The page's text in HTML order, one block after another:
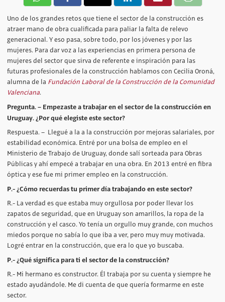
Uno de los grandes retos que tiene el sector de la construcción es
atraer mano de obra cualificada para paliar la falta de relevo
generacional. Y eso pasa, sobre todo, por los jóvenes y por las
mujeres. Para dar voz a las experiencias en primera persona de
mujeres del sector que sirva de referente e inspiración para las
futuras profesionales de la construcción hablamos con Cecilia Oroná,
alumna de la Fundación Laboral de la Construcción de la Comunidad
Valenciana.
Pregunta. – Empezaste a trabajar en el sector de la construcción en
Uruguay. ¿Por qué elegiste este sector?
Respuesta. – Llegué a la a la construcción por mejoras salariales, por
estabilidad económica. Entré por una bolsa de empleo en el
Ministerio de Trabajo de Uruguay, donde salí sorteada para Obras
Públicas y ahí empecé a trabajar en una obra. En 2013 entré en fibra
óptica y ese fue mi primer empleo en la construcción.
P.- ¿Cómo recuerdas tu primer día trabajando en este sector?
R.- La verdad es que estaba muy orgullosa por poder llevar los
zapatos de seguridad, que en Uruguay son amarillos, la ropa de la
construcción y el casco. Yo tenía un orgullo muy grande, con muchos
miedos porque no sabía lo que iba a ver, pero muy muy motivada.
Logré entrar en la construcción, que era lo que yo buscaba.
P.- ¿Qué significa para ti el sector de la construcción?
R.- Mi hermano es constructor. Él trabaja por su cuenta y siempre he
estado ayudándole. Me di cuenta de que quería formarme en este
sector.